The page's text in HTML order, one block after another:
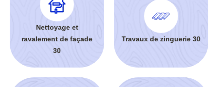
Nettoyage et
ravalement de façade
30
Travaux de zinguerie 30